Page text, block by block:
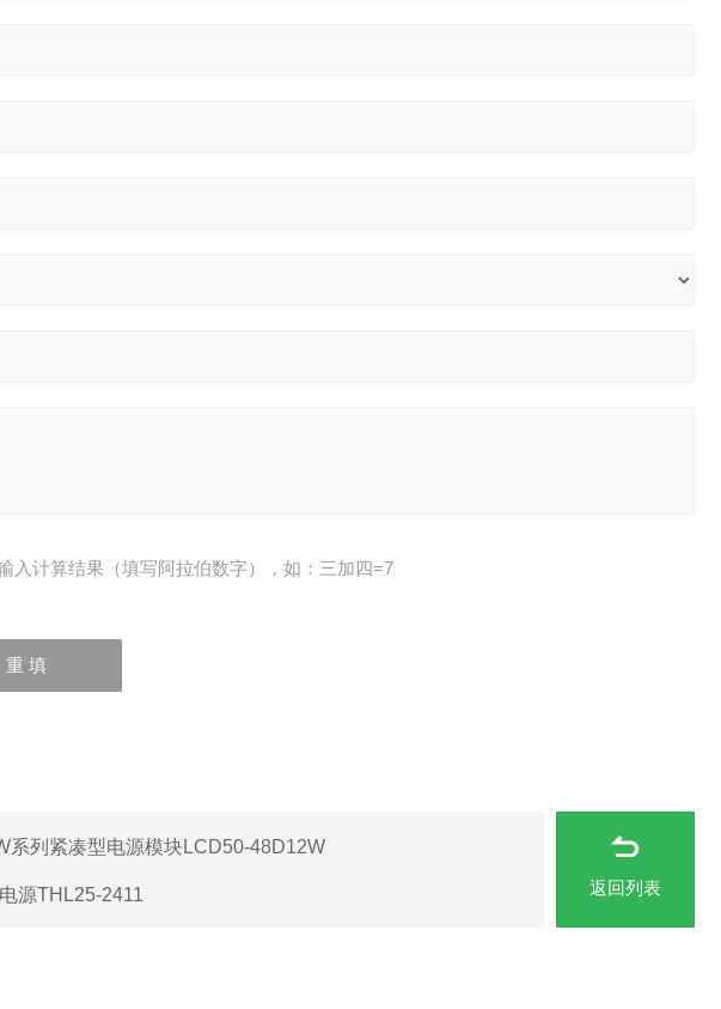
入计算结果（填写阿拉伯数字），如：三加四=7
系列紧凑型电源模块LCD50-48D12W
源THL25-2411 返回列表